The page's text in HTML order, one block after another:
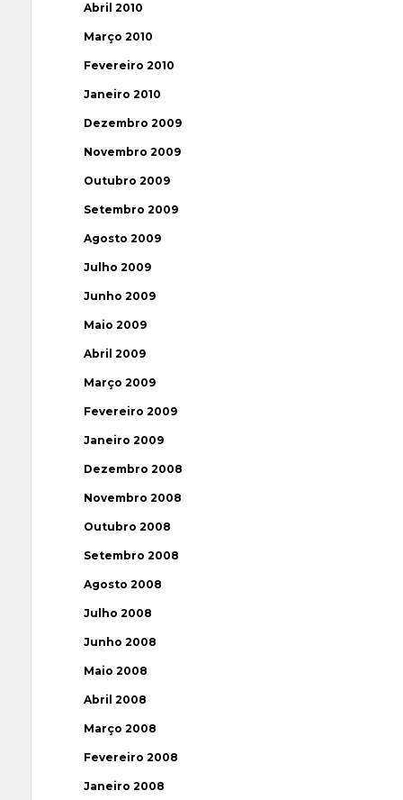
Abril 2010
Março 2010
Fevereiro 2010
Janeiro 2010
Dezembro 2009
Novembro 2009
Outubro 2009
Setembro 2009
Agosto 2009
Julho 2009
Junho 2009
Maio 2009
Abril 2009
Março 2009
Fevereiro 2009
Janeiro 2009
Dezembro 2008
Novembro 2008
Outubro 2008
Setembro 2008
Agosto 2008
Julho 2008
Junho 2008
Maio 2008
Abril 2008
Março 2008
Fevereiro 2008
Janeiro 2008